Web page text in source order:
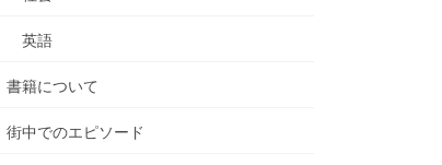
英語
書籍について
街中でのエピソード